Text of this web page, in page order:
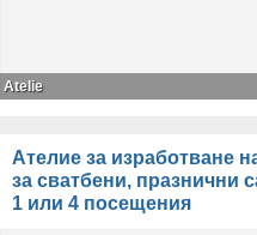
Atelie
Ателие за изработване
за сватбени, празнични
1 или 4 посещения